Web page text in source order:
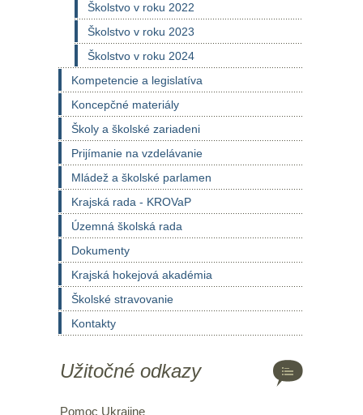
Školstvo v roku 2022
Školstvo v roku 2023
Školstvo v roku 2024
Kompetencie a legislatíva
Koncepčné materiály
Školy a školské zariadeni
Prijímanie na vzdelávanie
Mládež a školské parlamen
Krajská rada - KROVaP
Územná školská rada
Dokumenty
Krajská hokejová akadémia
Školské stravovanie
Kontakty
Užitočné odkazy
Pomoc Ukrajine